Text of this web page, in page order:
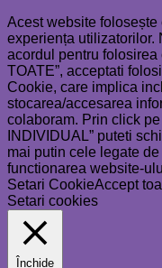
Acest website
experiența utilizatorilor.
acordul pentru
TOATE”, acceptati
Cookie, care implica
stocarea/accesarea
colaboram. Prin click
INDIVIDUAL” puteti
mai putin cele legate
functionarea website-
Setari CookieAccept
Setari cookies
Închide